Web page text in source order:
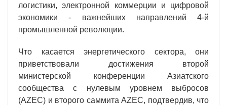
логистики, электронной коммерции и цифровой
экономики - важнейших направлений 4-й
промышленной революции.
Что касается энергетического сектора, они
приветствовали достижения второй
министерской конференции Азиатского
сообщества с нулевым уровнем выбросов
(AZEC) и второго саммита AZEC, подтвердив, что